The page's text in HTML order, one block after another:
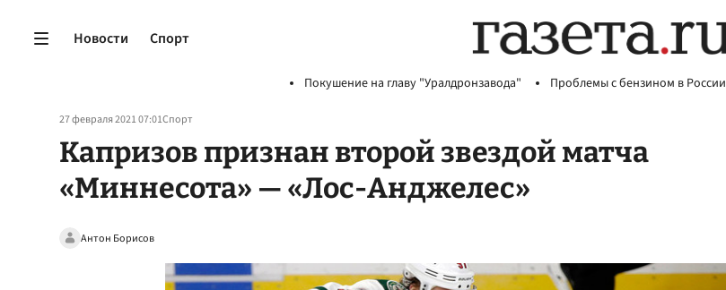
Новости Спорт
Покушение на главу "Уралдронзавода" Проблемы с бензином в России
27 февраля 2021 07:01Спорт
Капризов признан второй звездой матча
«Миннесота» — «Лос-Анджелес»
Антон Борисов